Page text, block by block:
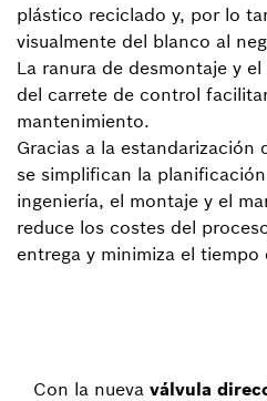
plástico reciclado y, por lo
visualmente del blanco al
La ranura de desmontaje y
del carrete de control
mantenimiento.
Gracias a la estandarización
se simplifican la
ingeniería, el montaje y el
reduce los costes del
entrega y minimiza el
Con la nueva válvula